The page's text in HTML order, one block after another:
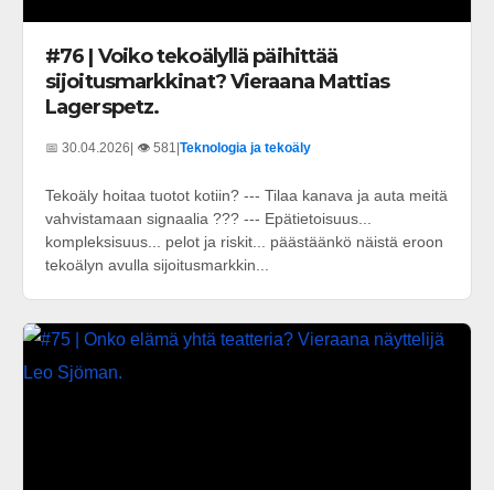
#76 | Voiko tekoälyllä päihittää
sijoitusmarkkinat? Vieraana Mattias
Lagerspetz.
📅 30.04.2026 | 👁️ 581 Teknologia ja tekoäly
Tekoäly hoitaa tuotot kotiin? --- Tilaa kanava ja auta meitä
vahvistamaan signaalia ??? --- Epätietoisuus...
kompleksisuus... pelot ja riskit... päästäänkö näistä eroon
tekoälyn avulla sijoitusmarkkin...